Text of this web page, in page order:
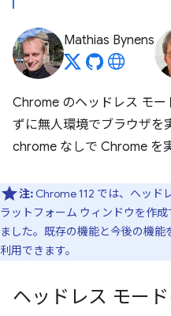
Mathias Bynens
Chrome のヘッドレス モー
ずに無人環境でブラウザを
chrome なしで Chrome を
注: Chrome 112 では、ヘッド
ラットフォーム ウィンドウを作
ました。既存の機能と今後の機能
利用できます。
ヘッドレス モー